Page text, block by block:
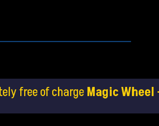
free of chargeMagic Wheel